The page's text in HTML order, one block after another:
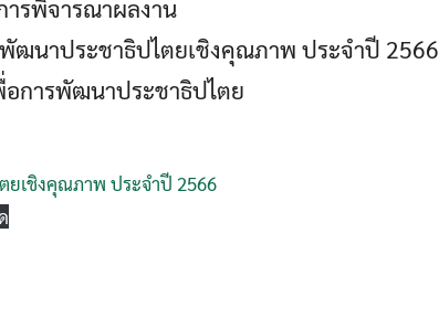
ารพิจารณาผลงาน
ฒนาประชาธิปไตยเชิงคุณภาพ ประจำปี 2566
อการพัฒนาประชาธิปไตย
ยเชิงคุณภาพ ประจำปี 2566